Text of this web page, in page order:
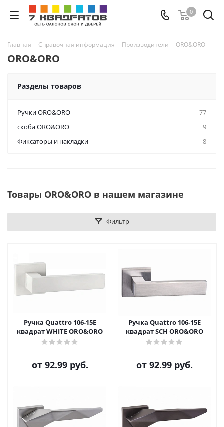
0
Главная - Справочная информация - Производители - ORO&ORO
ORO&ORO
Разделы товаров
Ручки ORO&ORO
77
скоба ORO&ORO
9
Фиксаторы и накладки
8
Товары ORO&ORO в нашем магазине
Фильтр
Ручка Quattro 106-15E
квадрат WHITE ORO&ORO
от 92.99 руб.
Ручка Quattro 106-15E
квадрат SCH ORO&ORO
от 92.99 руб.